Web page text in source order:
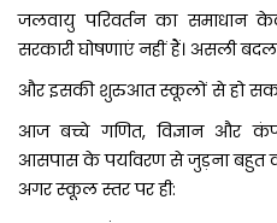
जलवायु परिवर्तन का समाधान
सरकारी घोषणाएं नहीं हैं। असली
और इसकी शुरुआत स्कूलों से हो
आज बच्चे गणित, विज्ञान और
आसपास के पर्यावरण से जुड़ना बहुत
अगर स्कूल स्तर पर ही: